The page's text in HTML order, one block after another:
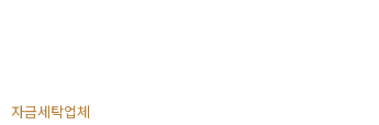
자금세탁업체